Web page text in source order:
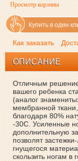
Просмотр корзины
Купить в один
Как заказать
ОПИСАНИЕ
Отличным
вашего ребенка
(аналог
мембранной
благодаря 80%
-30С. Усиленные
дополнительную
позволят
гнущегося
скользить ногам в